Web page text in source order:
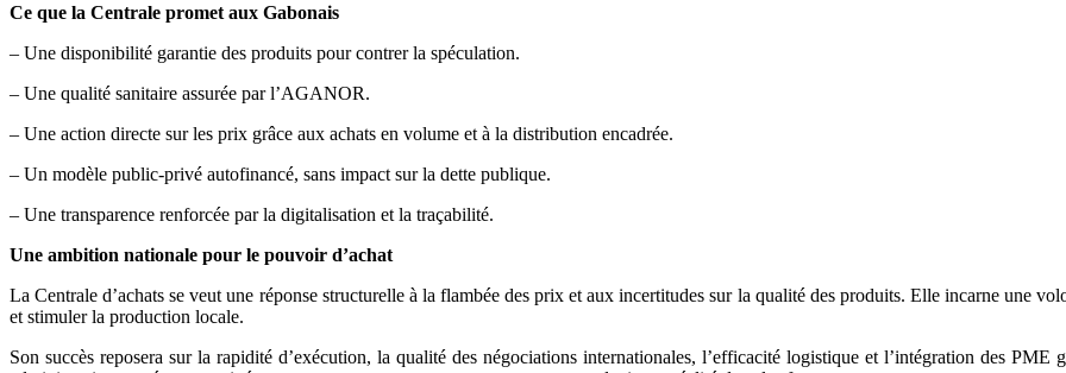
Ce que la Centrale promet aux Gabonais
– Une disponibilité garantie des produits pour contrer la spéculation.
– Une qualité sanitaire assurée par l’AGANOR.
– Une action directe sur les prix grâce aux achats en volume et à la distribution encadrée.
– Un modèle public‑privé autofinancé, sans impact sur la dette publique.
– Une transparence renforcée par la digitalisation et la traçabilité.
Une ambition nationale pour le pouvoir d’achat
La Centrale d’achats se veut une réponse structurelle à la flambée des prix et aux incertitudes sur la qualité des produits. Elle incarne une
et stimuler la production locale.
Son succès reposera sur la rapidité d’exécution, la qualité des négociations internationales, l’efficacité logistique et l’intégration des